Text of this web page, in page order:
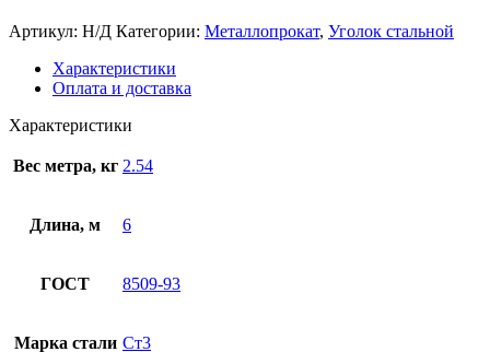
Артикул: Н/Д Категории: Металлопрокат, Уголок стальной
Характеристики
Оплата и доставка
Характеристики
Вес метра, кг 2.54
Длина, м 6
ГОСТ 8509-93
Марка стали Ст3